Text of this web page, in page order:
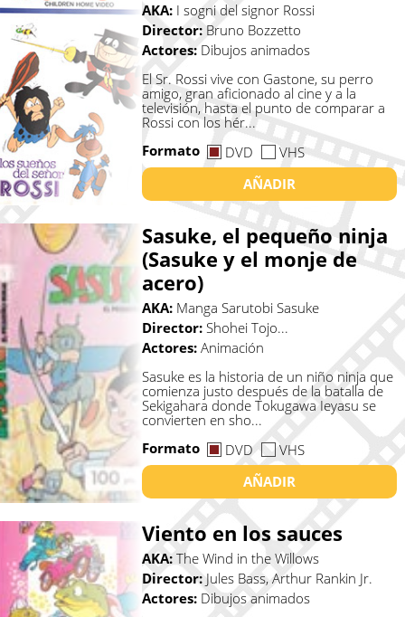
AKA: I sogni del signor Rossi
Director:Bruno Bozzetto
Actores: Dibujos animados
El Sr. Rossi vive con Gastone, su perro
amigo, gran aficionado al cine y a la
televisión, hasta el punto de comparar a
Rossi con los hér...
Formato
DVD
VHS
AÑADIR
Sasuke, el pequeño ninja
(Sasuke y el monje de
acero)
AKA: Manga Sarutobi Sasuke
Director: Shohei Tojo...
Actores: Animación
Sasuke es la historia de un niño ninja que
comienza justo después de la batalla de
Sekigahara donde Tokugawa Ieyasu se
convierten en sho...
Formato
DVD
VHS
AÑADIR
Viento en los sauces
AKA: The Wind in the Willows
Director:Jules Bass, Arthur Rankin Jr.
Actores: Dibujos animados